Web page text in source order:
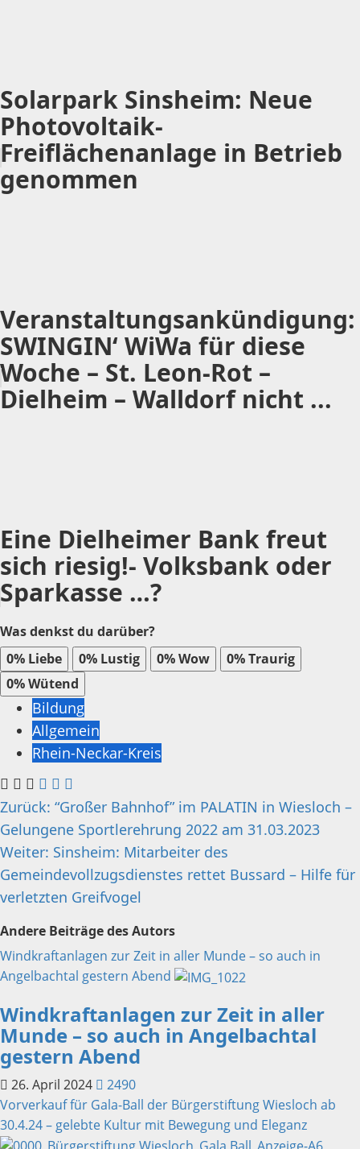
Solarpark Sinsheim: Neue
Photovoltaik-
Freiflächenanlage in Betrieb
genommen
Veranstaltungsankündigung:
SWINGIN‘ WiWa für diese
Woche – St. Leon-Rot –
Dielheim – Walldorf nicht ...
Eine Dielheimer Bank freut
sich riesig!- Volksbank oder
Sparkasse …?
Was denkst du darüber?
0% Liebe 0% Lustig 0%Wow 0%Traurig
0%Wütend
Bildung
Allgemein
Rhein-Neckar-Kreis
Beitragsnavigation
Zurück: “Großer Bahnhof” im PALATIN in Wiesloch –
Gelungene Sportlerehrung 2022 am 31.03.2023
Weiter: Sinsheim: Mitarbeiter des
Gemeindevollzugsdienstes rettet Bussard – Hilfe für
verletzten Greifvogel
Andere Beiträge des Autors
Windkraftanlagen zur Zeit in aller Munde – so auch in
Angelbachtal gestern Abend
Windkraftanlagen zur Zeit in aller
Munde – so auch in Angelbachtal
gestern Abend
26. April 2024
2490
Vorverkauf für Gala-Ball der Bürgerstiftung Wiesloch ab
30.4.24 – gelebte Kultur mit Bewegung und Eleganz